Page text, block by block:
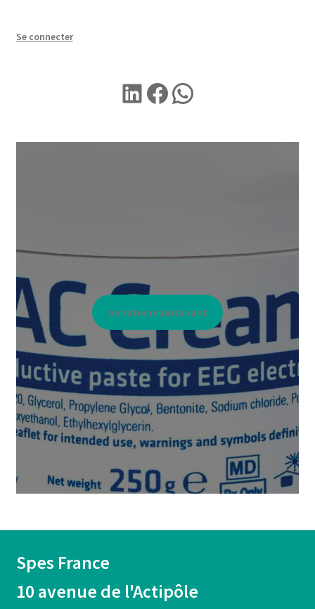
Se connecter
LINKEDIN
Facebook
WhatsApp
Acheter maintenant
Spes France
10 avenue de l'Actipôle